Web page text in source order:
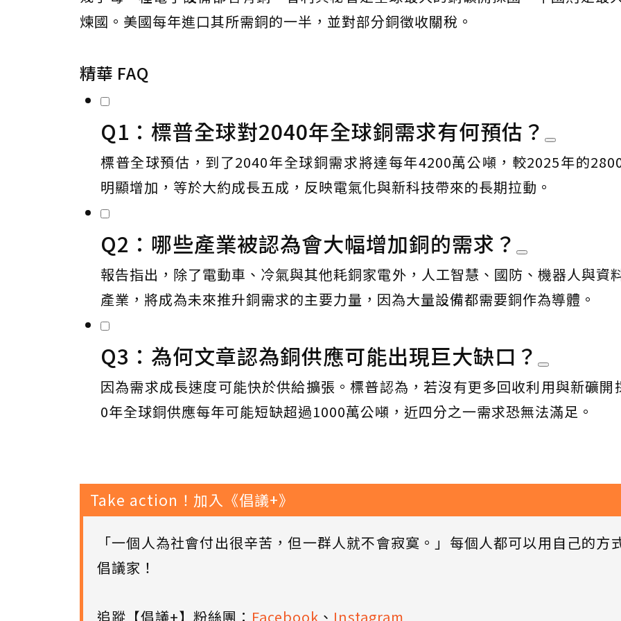
煉國。美國每年進口其所需銅的一半，並對部分銅徵收關稅。
精華 FAQ
Q1：標普全球對2040年全球銅需求有何預估？
標普全球預估，到了2040年全球銅需求將達每年4200萬公噸，較2025年的
明顯增加，等於大約成長五成，反映電氣化與新科技帶來的長期拉動。
Q2：哪些產業被認為會大幅增加銅的需求？
報告指出，除了電動車、冷氣與其他耗銅家電外，人工智慧、國防、機器人與資
產業，將成為未來推升銅需求的主要力量，因為大量設備都需要銅作為導體。
Q3：為何文章認為銅供應可能出現巨大缺口？
因為需求成長速度可能快於供給擴張。標普認為，若沒有更多回收利用與新礦開
0年全球銅供應每年可能短缺超過1000萬公噸，近四分之一需求恐無法滿足。
Take action！加入《倡議+》
「一個人為社會付出很辛苦，但一群人就不會寂寞。」每個人都可以用自己的方
倡議家！
追蹤【倡議+】粉絲團： Facebook 、 Instagram